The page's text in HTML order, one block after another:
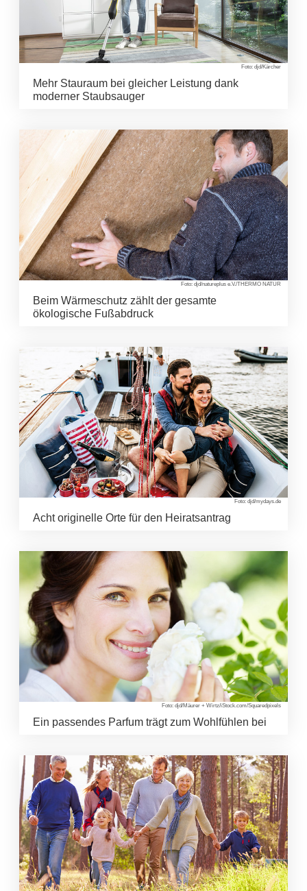
Foto: djd/Kärcher
Mehr Stauraum bei gleicher Leistung dank
moderner Staubsauger
Foto: djd/natureplus e.V./THERMO NATUR
Beim Wärmeschutz zählt der gesamte
ökologische Fußabdruck
Foto: djd/mydays.de
Acht originelle Orte für den Heiratsantrag
Foto: djd/Mäurer + Wirtz/iStock.com/Squaredpixels
Ein passendes Parfum trägt zum Wohlfühlen bei